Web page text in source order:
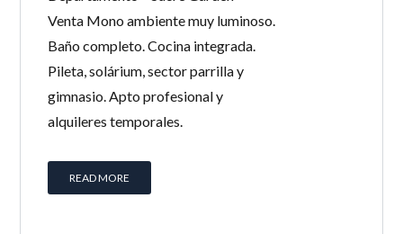
Venta Mono ambiente muy luminoso.
Baño completo. Cocina integrada.
Pileta, solárium, sector parrilla y
gimnasio. Apto profesional y
alquileres temporales.
READ MORE